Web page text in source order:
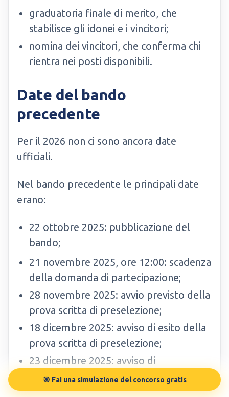
graduatoria finale di merito, che
stabilisce gli idonei e i vincitori;
nomina dei vincitori, che conferma chi
rientra nei posti disponibili.
Date del bando
precedente
Per il 2026 non ci sono ancora date
ufficiali.
Nel bando precedente le principali date
erano:
22 ottobre 2025: pubblicazione del
bando;
21 novembre 2025, ore 12:00: scadenza
della domanda di partecipazione;
28 novembre 2025: avvio previsto della
prova scritta di preselezione;
18 dicembre 2025: avviso di esito della
prova scritta di preselezione;
23 dicembre 2025: avviso di
convocazione alla prova di efficienza
fisica;
🎯 Fai una simulazione del concorso gratis